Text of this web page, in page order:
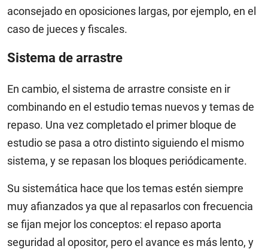
aconsejado en oposiciones largas, por ejemplo, en el
caso de jueces y fiscales.
Sistema de arrastre
En cambio, el sistema de arrastre consiste en ir
combinando en el estudio temas nuevos y temas de
repaso. Una vez completado el primer bloque de
estudio se pasa a otro distinto siguiendo el mismo
sistema, y se repasan los bloques periódicamente.
Su sistemática hace que los temas estén siempre
muy afianzados ya que al repasarlos con frecuencia
se fijan mejor los conceptos: el repaso aporta
seguridad al opositor, pero el avance es más lento, y